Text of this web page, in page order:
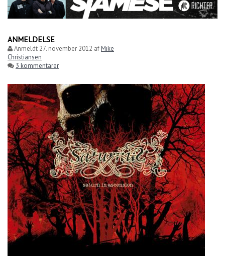
ANMELDELSE
Anmeldt 27. november 2012 afMike
Christiansen
3 kommentarer